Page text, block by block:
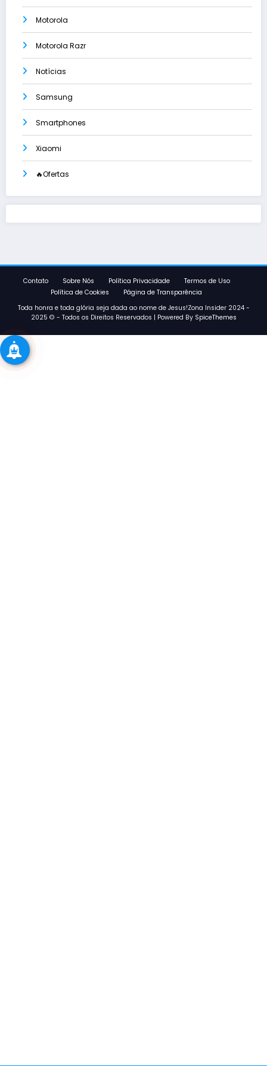
Motorola
Motorola Razr
Notícias
Samsung
Smartphones
Xiaomi
🔥Ofertas
Contato Sobre Nós Política Privacidade
Termos de Uso
Política de Cookies
Página de Transparência
Toda honra e toda glória seja dada ao nome de Jesus!Zona Insider 2024 -
2025 © - Todos os Direitos Reservados | Powered By SpiceThemes